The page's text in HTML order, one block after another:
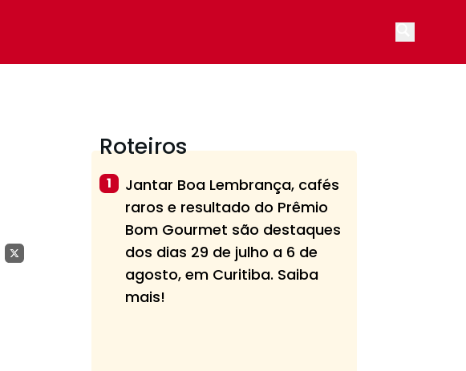
Roteiros
1
Jantar Boa Lembrança, cafés
raros e resultado do Prêmio
Bom Gourmet são destaques
dos dias 29 de julho a 6 de
agosto, em Curitiba. Saiba
mais!